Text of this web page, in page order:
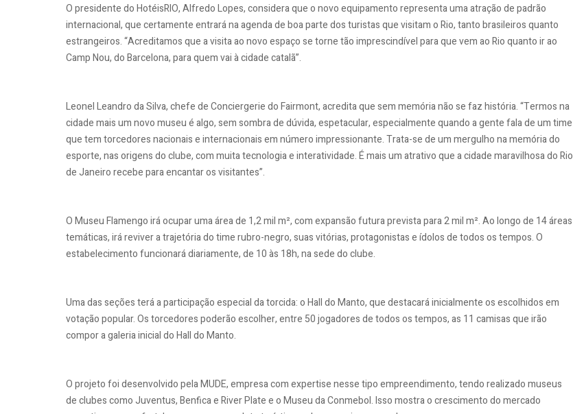
O presidente do HotéisRIO, Alfredo Lopes, considera que o novo equipamento representa uma atração de padrão
internacional, que certamente entrará na agenda de boa parte dos turistas que visitam o Rio, tanto brasileiros quanto
estrangeiros. “Acreditamos que a visita ao novo espaço se torne tão imprescindível para que vem ao Rio quanto ir ao
Camp Nou, do Barcelona, para quem vai à cidade catalã”.
Leonel Leandro da Silva, chefe de Conciergerie do Fairmont, acredita que sem memória não se faz história. “Termos na
cidade mais um novo museu é algo, sem sombra de dúvida, espetacular, especialmente quando a gente fala de um time
que tem torcedores nacionais e internacionais em número impressionante. Trata-se de um mergulho na memória do
esporte, nas origens do clube, com muita tecnologia e interatividade. É mais um atrativo que a cidade maravilhosa do Rio
de Janeiro recebe para encantar os visitantes”.
O Museu Flamengo irá ocupar uma área de 1,2 mil m², com expansão futura prevista para 2 mil m². Ao longo de 14 áreas
temáticas, irá reviver a trajetória do time rubro-negro, suas vitórias, protagonistas e ídolos de todos os tempos. O
estabelecimento funcionará diariamente, de 10 às 18h, na sede do clube.
Uma das seções terá a participação especial da torcida: o Hall do Manto, que destacará inicialmente os escolhidos em
votação popular. Os torcedores poderão escolher, entre 50 jogadores de todos os tempos, as 11 camisas que irão
compor a galeria inicial do Hall do Manto.
O projeto foi desenvolvido pela MUDE, empresa com expertise nesse tipo empreendimento, tendo realizado museus
de clubes como Juventus, Benfica e River Plate e o Museu da Conmebol. Isso mostra o crescimento do mercado